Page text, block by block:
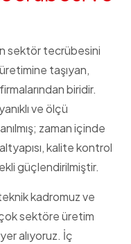
sektör tecrübesini
taşıyan,
biridir.
ve ölçü
zaman içinde
kalite kontrol
güçlendirilmiştir.
kadromuz ve
sektöre üretim
alıyoruz. İç